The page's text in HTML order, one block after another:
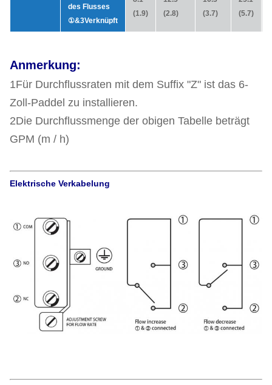
des Flusses
①&3Verknüpft
(1.9)
(2.8)
(3.7)
(5.7)
Anmerkung:
1Für Durchflussraten mit dem Suffix "Z" ist das 6-
Zoll-Paddel zu installieren.
2Die Durchflussmenge der obigen Tabelle beträgt
GPM (m / h)
Elektrische Verkabelung